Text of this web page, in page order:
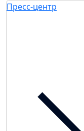
Пресс-центр